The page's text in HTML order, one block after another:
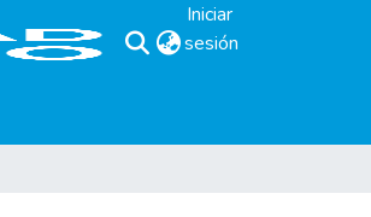
Iniciar
sesión